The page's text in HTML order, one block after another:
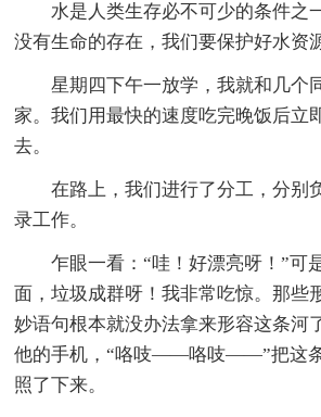
水是人类生存必不可少的条件之
没有生命的存在，我们要保护好水资
星期四下午一放学，我就和几个
家。我们用最快的速度吃完晚饭后立
去。
在路上，我们进行了分工，分别
录工作。
乍眼一看：“哇！好漂亮呀！”可
面，垃圾成群呀！我非常吃惊。那些
妙语句根本就没办法拿来形容这条河
他的手机，“咯吱——咯吱——”把这
照了下来。